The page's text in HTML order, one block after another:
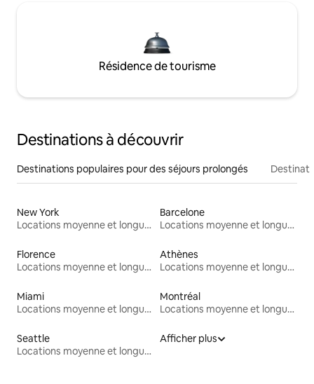
Résidence de tourisme
Destinations à découvrir
Destinations populaires pour des séjours prolongés
New York
Locations moyenne et longue durée
Barcelone
Locations moyenne et longue durée
Florence
Locations moyenne et longue durée
Athènes
Locations moyenne et longue durée
Miami
Locations moyenne et longue durée
Montréal
Locations moyenne et longue durée
Seattle
Locations moyenne et longue durée
Afficher plus